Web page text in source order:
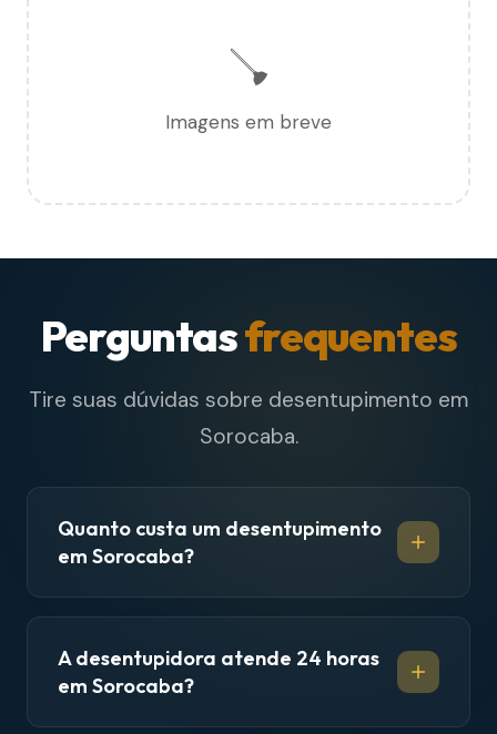
🪠
Imagens em breve
Perguntasfrequentes
Tire suas dúvidas sobre desentupimento em
Sorocaba.
Quanto custa um desentupimento
em Sorocaba?
A desentupidora atende 24 horas
em Sorocaba?